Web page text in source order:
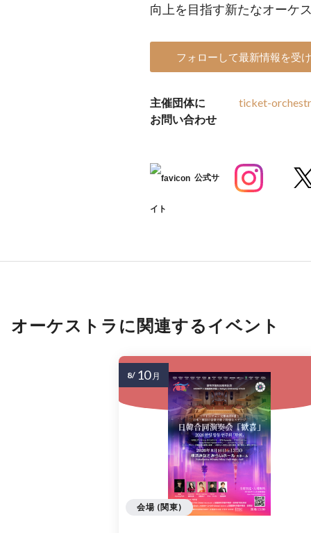
向上を目指す新たなオーケ
フォローして最新情報を受
主催団体に
お問い合わせ
ticket-
公式サ
イト
オーケストラに関連するイベント
会場 (関東)
8/ 10 月